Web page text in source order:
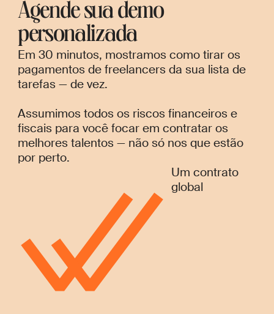
Agende sua demo
personalizada
Em 30 minutos, mostramos como tirar os
pagamentos de freelancers da sua lista de
tarefas — de vez.
Assumimos todos os riscos financeiros e
fiscais para você focar em contratar os
melhores talentos — não só nos que estão
por perto.
Um contrato
global